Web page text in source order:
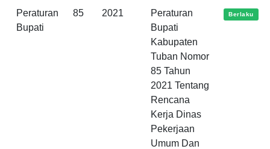
Peraturan
Bupati
85 2021
Peraturan
Bupati
Kabupaten
Tuban Nomor
85 Tahun
2021 Tentang
Rencana
Kerja Dinas
Pekerjaan
Umum Dan
Berlaku